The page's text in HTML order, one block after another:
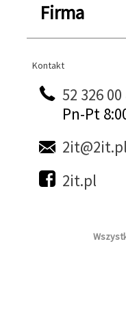
Firma
Kontakt
Kontakt
52 326 00
Pn-Pt
2it@2it.pl
2it.pl